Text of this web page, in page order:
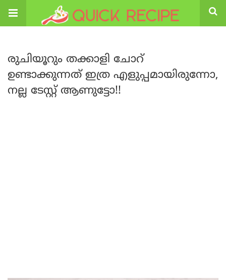
രുചിയൂറും തക്കാളി ചോറ്
ഉണ്ടാക്കുന്നത് ഇത്ര എളുപ്പമായിരുന്നോ,
നല്ല ടേസ്റ്റ് ആണുട്ടോ!!